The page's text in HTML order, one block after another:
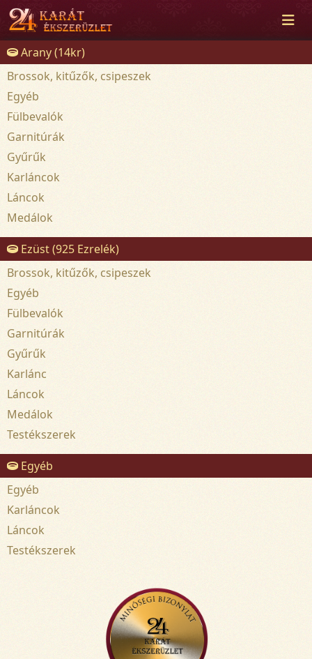
Arany (14kr)
Brossok, kitűzők, csipeszek
Egyéb
Fülbevalók
Garnitúrák
Gyűrűk
Karláncok
Láncok
Medálok
Ezüst (925 Ezrelék)
Brossok, kitűzők, csipeszek
Egyéb
Fülbevalók
Garnitúrák
Gyűrűk
Karlánc
Láncok
Medálok
Testékszerek
Egyéb
Egyéb
Karláncok
Láncok
Testékszerek